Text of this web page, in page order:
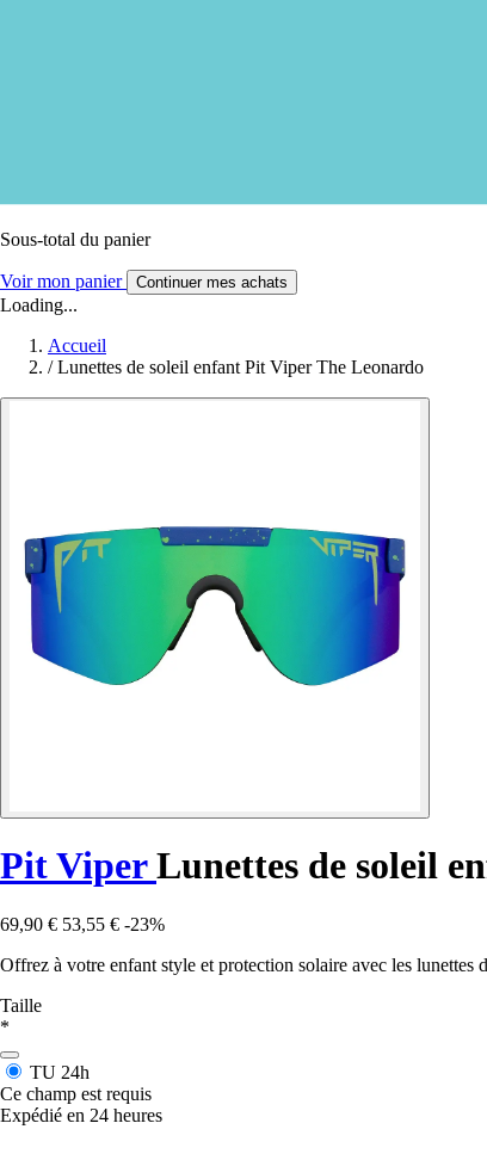
Sous-total du panier
Voir mon panier Continuer mes achats
Loading...
Accueil
/ Lunettes de soleil enfant Pit Viper The Leonardo
Pit ViperLunettes de soleil
69,90 € 53,55 € -23%
Offrez à votre enfant style et protection solaire avec les
Taille
*
TU 24h
Ce champ est requis
Expédié en 24 heures